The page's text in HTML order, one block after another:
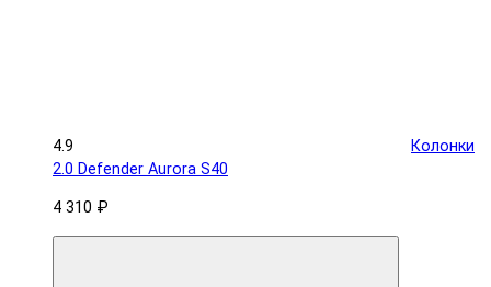
4.9
Колонки
2.0 Defender Aurora S40
4 310 ₽